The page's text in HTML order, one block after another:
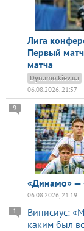
Лига
Первый
матча
Dynamo.kiev.ua
06.08.2026, 21:57
«Динамо» —
9
06.08.2026, 21:19
Винисиус:
каким был
1